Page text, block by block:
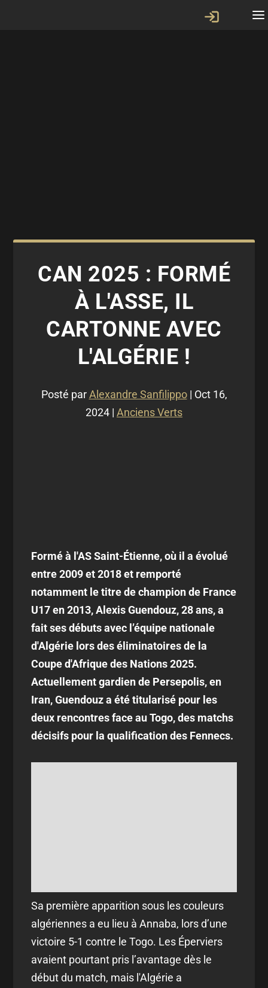
CAN 2025 : FORMÉ
À L'ASSE, IL
CARTONNE AVEC
L'ALGÉRIE !
Posté parAlexandre Sanfilippo| Oct 16,
2024 | Anciens Verts
Formé à l'AS Saint-Étienne, où il a évolué
entre 2009 et 2018 et remporté
notamment le titre de champion de France
U17 en 2013, Alexis Guendouz, 28 ans, a
fait ses débuts avec l’équipe nationale
d'Algérie lors des éliminatoires de la
Coupe d'Afrique des Nations 2025.
Actuellement gardien de Persepolis, en
Iran, Guendouz a été titularisé pour les
deux rencontres face au Togo, des matchs
décisifs pour la qualification des Fennecs.
Sa première apparition sous les couleurs
algériennes a eu lieu à Annaba, lors d’une
victoire 5-1 contre le Togo. Les Éperviers
avaient pourtant pris l’avantage dès le
début du match, mais l'Algérie a